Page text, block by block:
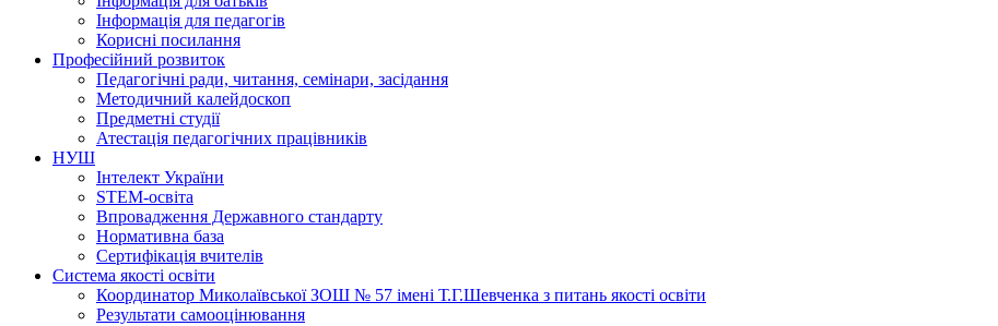
Інформація для педагогів
Корисні посилання
Професійний розвиток
Педагогічні ради, читання, семінари, засідання
Методичний калейдоскоп
Предметні студії
Атестація педагогічних працівників
НУШ
Інтелект України
STEM-освіта
Впровадження Державного стандарту
Нормативна база
Сертифікація вчителів
Система якості освіти
Координатор Миколаївської ЗОШ № 57 імені Т.Г.Шевченка з питань якості освіти
Результати самооцінювання